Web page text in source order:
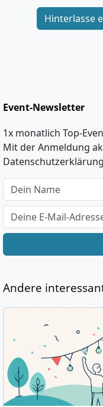
Hinterlasse
Event-Newsletter
1x monatlich Top-
Mit der Anmeldung
Andere